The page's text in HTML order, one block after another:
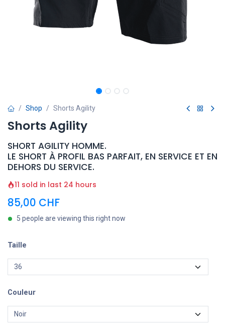
Shop Shorts Agility
Shorts Agility
SHORT AGILITY HOMME.
LE SHORT À PROFIL BAS PARFAIT, EN SERVICE ET EN
DEHORS DU SERVICE.
11 sold in last 24 hours
85,00 CHF
5 people are viewing this right now
Taille
Couleur